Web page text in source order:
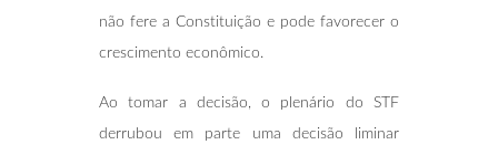
não fere a Constituição e pode favorecer o
crescimento econômico.
Ao tomar a decisão, o plenário do STF
derrubou em parte uma decisão liminar